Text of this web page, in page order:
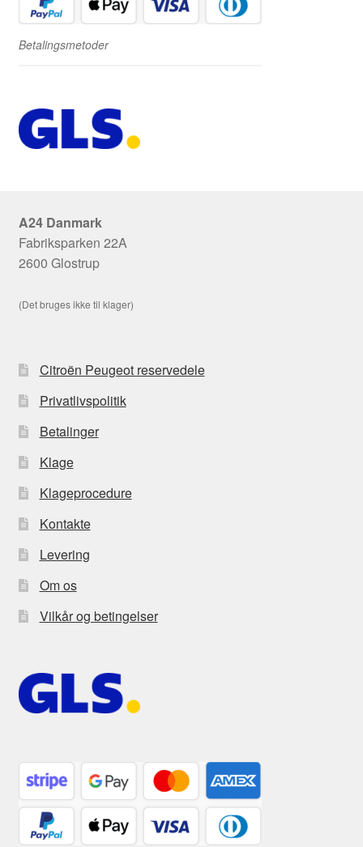
Betalingsmetoder
A24 Danmark
Fabriksparken 22A
2600 Glostrup
(Det bruges ikke til klager)
Citroën Peugeot reservedele
Privatlivspolitik
Betalinger
Klage
Klageprocedure
Kontakte
Levering
Om os
Vilkår og betingelser